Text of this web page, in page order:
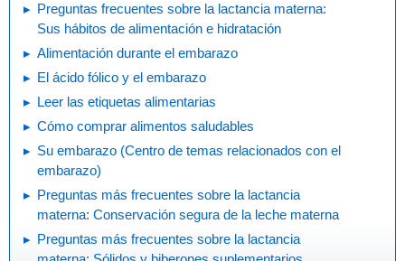
Preguntas frecuentes sobre la lactancia materna:
Sus hábitos de alimentación e hidratación
Alimentación durante el embarazo
El ácido fólico y el embarazo
Leer las etiquetas alimentarias
Cómo comprar alimentos saludables
Su embarazo (Centro de temas relacionados con el
embarazo)
Preguntas más frecuentes sobre la lactancia
materna: Conservación segura de la leche materna
Preguntas más frecuentes sobre la lactancia